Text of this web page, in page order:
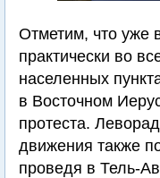
Отметим, что уже
практически во
населенных
в Восточном
протеста.
движения также
проведя в Тель-